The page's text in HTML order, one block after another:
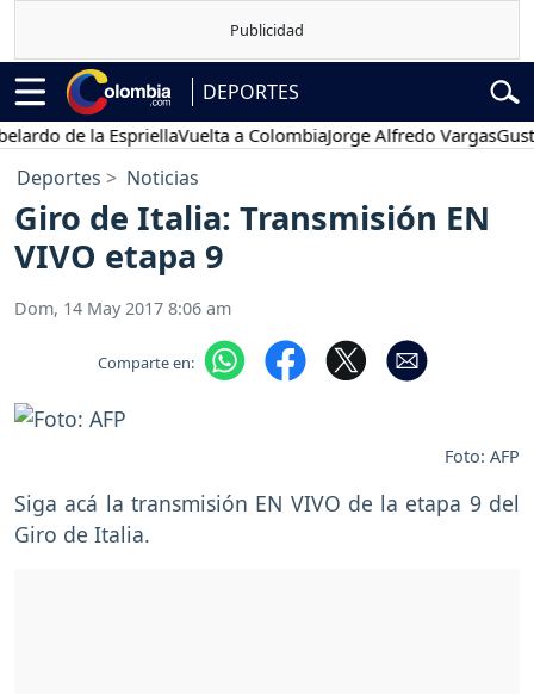
DEPORTES
de la EspriellaVuelta a ColombiaJorge Alfredo VargasGustavo
Deportes Noticias
Giro de Italia: Transmisión EN
VIVO etapa 9
Dom, 14 May 2017 8:06 am
Comparte en:
Foto: AFP
Siga acá la transmisión EN VIVO de la etapa 9 del
Giro de Italia.